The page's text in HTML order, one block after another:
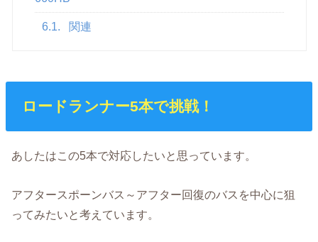
6.1. 関連
ロードランナー5本で挑戦！
あしたはこの5本で対応したいと思っています。
アフタースポーンバス～アフター回復のバスを中心に狙
ってみたいと考えています。